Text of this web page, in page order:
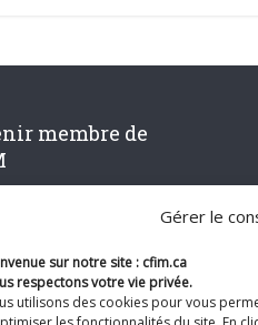
Gérer le
sur notre site : cfim.ca
respectons votre vie privée.
utilisons des cookies pour vous
membre de